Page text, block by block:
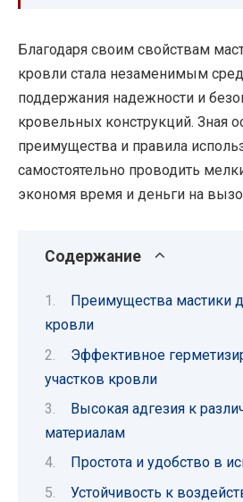
Благодаря своим свойствам
кровли стала незаменимым
поддержания надежности и
кровельных конструкций. Зная
преимущества и правила
самостоятельно проводить
экономя время и деньги на
Содержание
Преимущества мастики
кровли
Эффективное
участков кровли
Высокая адгезия к
материалам
Простота и удобство в
Устойчивость к